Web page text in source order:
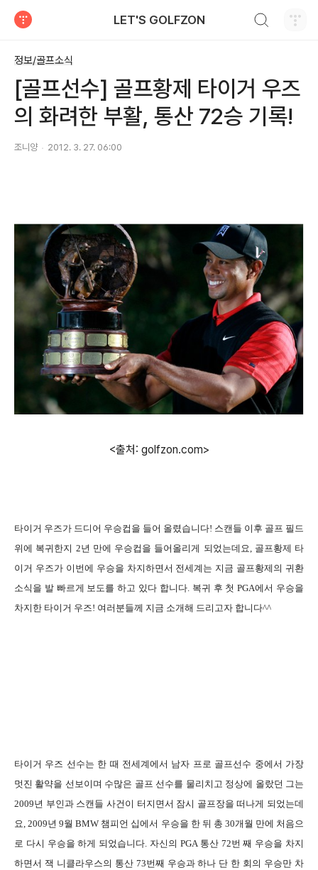
LET'S GOLFZON
정보/골프소식
[골프선수] 골프황제 타이거 우즈
의 화려한 부활, 통산 72승 기록!
조니양 2012. 3. 27. 06:00
<출처: golfzon.com>
타이거 우즈가 드디어 우승컵을 들어 올렸습니다! 스캔들 이후 골프 필드
위에 복귀한지 2년 만에 우승컵을 들어올리게 되었는데요, 골프황제 타
이거 우즈가 이번에 우승을 차지하면서 전세계는 지금 골프황제의 귀환
소식을 발 빠르게 보도를 하고 있다 합니다. 복귀 후 첫 PGA에서 우승을
차지한 타이거 우즈! 여러분들께 지금 소개해 드리고자 합니다^^
타이거 우즈 선수는 한 때 전세계에서 남자 프로 골프선수 중에서 가장
멋진 활약을 선보이며 수많은 골프 선수를 물리치고 정상에 올랐던 그는
2009년 부인과 스캔들 사건이 터지면서 잠시 골프장을 떠나게 되었는데
요, 2009년 9월 BMW 챔피언 십에서 우승을 한 뒤 총 30개월 만에 처음으
로 다시 우승을 하게 되었습니다. 자신의 PGA 통산 72번 째 우승을 차지
하면서 잭 니클라우스의 통산 73번째 우승과 하나 단 한 회의 우승만 차